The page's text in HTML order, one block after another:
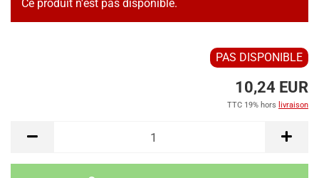
Ce produit n'est pas disponible.
PAS DISPONIBLE
10,24 EUR
TTC 19% hors livraison